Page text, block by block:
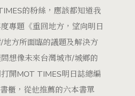
的粉絲，應該都知道我
專題《重回地方，望向明日
地方所面臨的議題及解決方
想像未來台灣城市/城鄉的
開MOT TIMES明日誌總編
櫃，從他推薦的六本書單